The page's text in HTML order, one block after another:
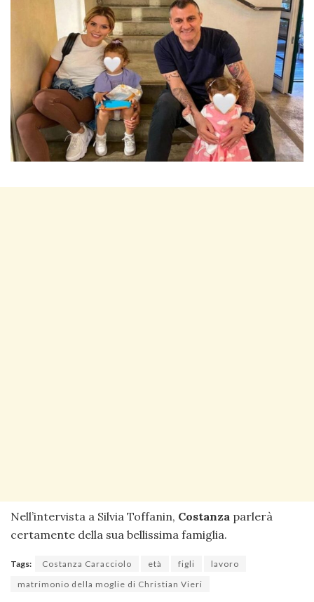
Nell’intervista a Silvia Toffanin, Costanza parlerà
certamente della sua bellissima famiglia.
Tags: Costanza Caracciolo età figli
lavoro
matrimonio della moglie di Christian Vieri